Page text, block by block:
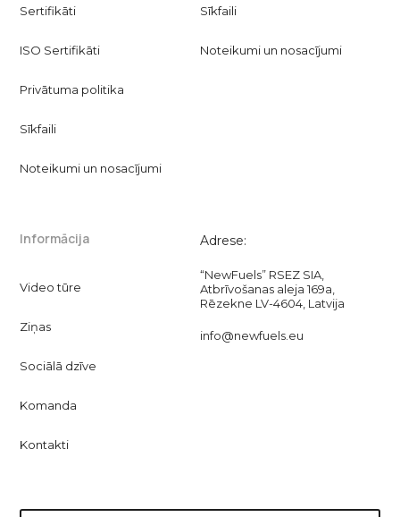
Sertifikāti
ISO Sertifikāti
Privātuma politika
Sīkfaili
Noteikumi un nosacījumi
Sīkfaili
Noteikumi un nosacījumi
Informācija
Video tūre
Ziņas
Sociālā dzīve
Komanda
Kontakti
Adrese:
“NewFuels” RSEZ SIA,
Atbrīvošanas aleja 169a,
Rēzekne LV-4604, Latvija
info@newfuels.eu